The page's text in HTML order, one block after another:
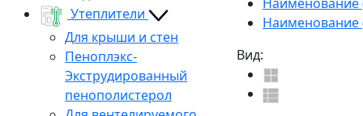
Утеплители
Для крыши и стен
Пеноплэкс-
Экструдированный
пенополистерол
Наименование
Вид: